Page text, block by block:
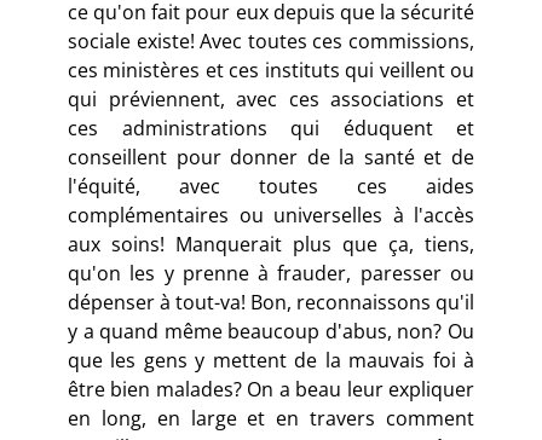
ce qu'on fait pour eux depuis que la sécurité
sociale existe! Avec toutes ces commissions,
ces ministères et ces instituts qui veillent ou
qui préviennent, avec ces associations et
ces administrations qui éduquent et
conseillent pour donner de la santé et de
l'équité, avec toutes ces aides
complémentaires ou universelles à l'accès
aux soins! Manquerait plus que ça, tiens,
qu'on les y prenne à frauder, paresser ou
dépenser à tout-va! Bon, reconnaissons qu'il
y a quand même beaucoup d'abus, non? Ou
que les gens y mettent de la mauvais foi à
être bien malades? On a beau leur expliquer
en long, en large et en travers comment